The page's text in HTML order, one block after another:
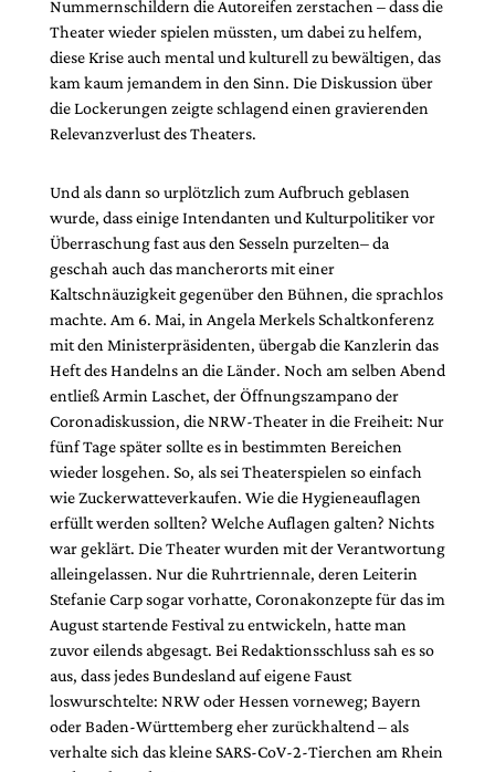
Nummernschildern die Autoreifen zerstachen – dass die
Theater wieder spielen müssten, um dabei zu helfem,
diese Krise auch mental und kulturell zu bewältigen, das
kam kaum jemandem in den Sinn. Die Diskussion über
die Lockerungen zeigte schlagend einen gravierenden
Relevanzverlust des Theaters.
Und als dann so urplötzlich zum Aufbruch geblasen
wurde, dass einige Intendanten und Kulturpolitiker vor
Überraschung fast aus den Sesseln purzelten– da
geschah auch das mancherorts mit einer
Kaltschnäuzigkeit gegenüber den Bühnen, die sprachlos
machte. Am 6. Mai, in Angela Merkels Schaltkonferenz
mit den Ministerpräsidenten, übergab die Kanzlerin das
Heft des Handelns an die Länder. Noch am selben Abend
entließ Armin Laschet, der Öffnungszampano der
Coronadiskussion, die NRW-Theater in die Freiheit: Nur
fünf Tage später sollte es in bestimmten Bereichen
wieder losgehen. So, als sei Theaterspielen so einfach
wie Zuckerwatteverkaufen. Wie die Hygieneauflagen
erfüllt werden sollten? Welche Auflagen galten? Nichts
war geklärt. Die Theater wurden mit der Verantwortung
alleinge­lassen. Nur die Ruhrtriennale, deren Leiterin
Stefanie Carp sogar vorhatte, Coronakonzepte für das im
August startende Festival zu entwickeln, hatte man
zuvor eilends abgesagt. Bei Redaktionsschluss sah es so
aus, dass jedes Bundesland auf eigene Faust
loswurschtelte: NRW oder Hessen vorneweg; Bayern
oder Baden-Württemberg eher zurückhaltend – als
verhalte sich das kleine ­SARS-CoV-2-Tierchen am Rhein